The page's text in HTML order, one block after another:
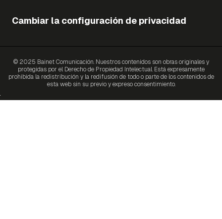
Cambiar la configuración de privacidad
© 2025 Bainet Comunicación. Nuestros contenidos son obras originales y
protegidas por el Derecho de Propiedad Intelectual. Está expresamente
prohibida la redistribución y la redifusión de todo o parte de los contenidos de
esta web sin su previo y expreso consentimiento.